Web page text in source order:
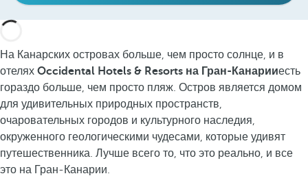
На Канарских островах больше, чем просто солнце, и в
отелях Occidental Hotels & Resorts на Гран-Канарииесть
гораздо больше, чем просто пляж. Остров является домом
для удивительных природных пространств,
очаровательных городов и культурного наследия,
окруженного геологическими чудесами, которые удивят
путешественника. Лучше всего то, что это реально, и все
это на Гран-Канарии.